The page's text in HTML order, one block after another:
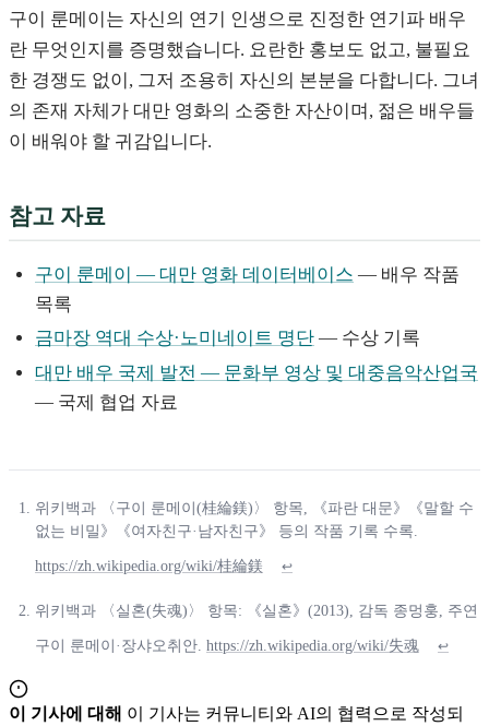
구이 룬메이는 자신의 연기 인생으로 진정한 연기파 배우
란 무엇인지를 증명했습니다. 요란한 홍보도 없고, 불필요
한 경쟁도 없이, 그저 조용히 자신의 본분을 다합니다. 그녀
의 존재 자체가 대만 영화의 소중한 자산이며, 젊은 배우들
이 배워야 할 귀감입니다.
참고 자료
구이 룬메이 — 대만 영화 데이터베이스 — 배우 작품
목록
금마장 역대 수상·노미네이트 명단 — 수상 기록
대만 배우 국제 발전 — 문화부 영상 및 대중음악산업국
— 국제 협업 자료
위키백과 〈구이 룬메이(桂綸鎂)〉 항목, 《파란 대문》《말할 수
없는 비밀》《여자친구·남자친구》 등의 작품 기록 수록.
https://zh.wikipedia.org/wiki/桂綸鎂 ↩
위키백과 〈실혼(失魂)〉 항목: 《실혼》(2013), 감독 종멍훙, 주연
구이 룬메이·장샤오취안. https://zh.wikipedia.org/wiki/失魂 ↩
이 기사에 대해 이 기사는 커뮤니티와 AI의 협력으로 작성되